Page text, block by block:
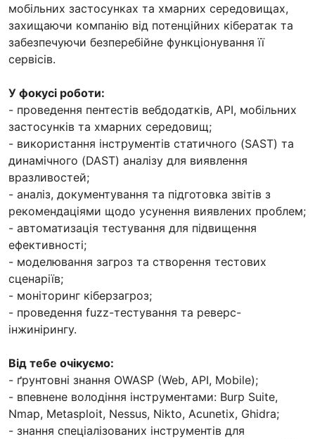
мобільних застосунках та хмарних середовищах,
захищаючи компанію від потенційних кібератак та
забезпечуючи безперебійне функціонування її
сервісів.
У фокусі роботи:
- проведення пентестів вебдодатків, API, мобільних
застосунків та хмарних середовищ;
- використання інструментів статичного (SAST) та
динамічного (DAST) аналізу для виявлення
вразливостей;
- аналіз, документування та підготовка звітів з
рекомендаціями щодо усунення виявлених проблем;
- автоматизація тестування для підвищення
ефективності;
- моделювання загроз та створення тестових
сценаріїв;
- моніторинг кіберзагроз;
- проведення fuzz-тестування та реверс-
інжинірингу.
Від тебе очікуємо:
- ґрунтовні знання OWASP (Web, API, Mobile);
- впевнене володіння інструментами: Burp Suite,
Nmap, Metasploit, Nessus, Nikto, Acunetix, Ghidra;
- знання спеціалізованих інструментів для